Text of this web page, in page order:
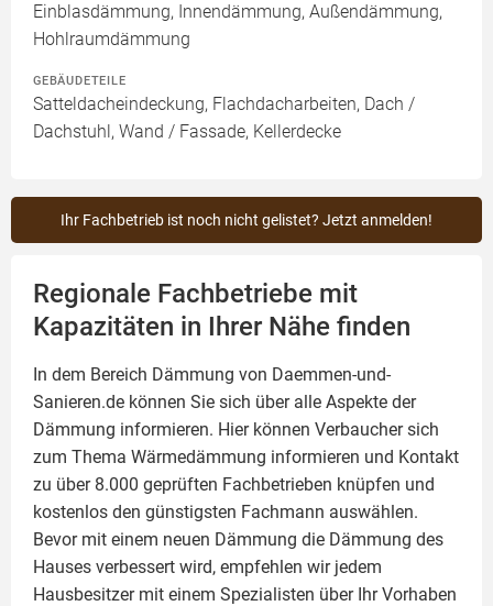
Einblasdämmung, Innendämmung, Außendämmung,
Hohlraumdämmung
GEBÄUDETEILE
Satteldacheindeckung, Flachdacharbeiten, Dach /
Dachstuhl, Wand / Fassade, Kellerdecke
Ihr Fachbetrieb ist noch nicht gelistet? Jetzt anmelden!
Regionale Fachbetriebe mit
Kapazitäten in Ihrer Nähe finden
In dem Bereich Dämmung von Daemmen-und-
Sanieren.de können Sie sich über alle Aspekte der
Dämmung informieren. Hier können Verbaucher sich
zum Thema Wärmedämmung informieren und Kontakt
zu über 8.000 geprüften Fachbetrieben knüpfen und
kostenlos den günstigsten Fachmann auswählen.
Bevor mit einem neuen Dämmung die Dämmung des
Hauses verbessert wird, empfehlen wir jedem
Hausbesitzer mit einem Spezialisten über Ihr Vorhaben